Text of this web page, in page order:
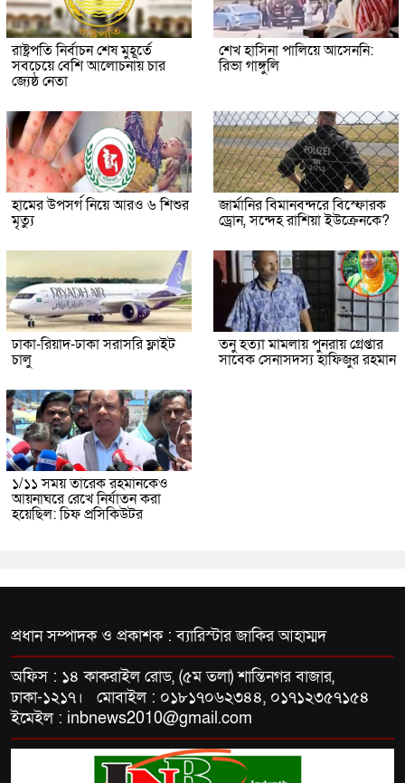
রাষ্ট্রপতি নির্বাচন শেষ মুহূর্তে
সবচেয়ে বেশি আলোচনায় চার
জ্যেষ্ঠ নেতা
শেখ হাসিনা পালিয়ে আসেননি:
রিভা গাঙ্গুলি
হামের উপসর্গ নিয়ে আরও ৬ শিশুর
মৃত্যু
জার্মানির বিমানবন্দরে বিস্ফোরক
ড্রোন, সন্দেহ রাশিয়া ইউক্রেনকে?
ঢাকা-রিয়াদ-ঢাকা সরাসরি ফ্লাইট
চালু
তনু হত্যা মামলায় পুনরায় গ্রেপ্তার
সাবেক সেনাসদস্য হাফিজুর রহমান
১/১১ সময় তারেক রহমানকেও
আয়নাঘরে রেখে নির্যাতন করা
হয়েছিল: চিফ প্রসিকিউটর
প্রধান সম্পাদক ও প্রকাশক : ব্যারিস্টার জাকির আহাম্মদ
অফিস : ১৪ কাকরাইল রোড, (৫ম তলা) শান্তিনগর বাজার,
ঢাকা-১২১৭। মোবাইল : ০১৮১৭০৬২৩৪৪, ০১৭১২৩৫৭১৫৪
ইমেইল : inbnews2010@gmail.com